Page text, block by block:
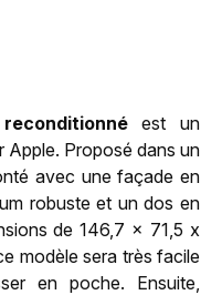
est un
Apple. Proposé dans un
avec une façade en
robuste et un dos en
de 146,7 x 71,5 x
modèle sera très facile
en poche. Ensuite,